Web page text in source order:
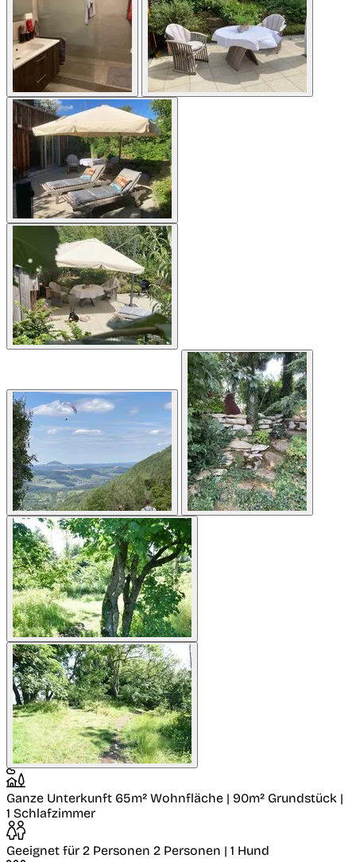
Ganze Unterkunft 65m² Wohnfläche | 90m² Grundstück |
1 Schlafzimmer
Geeignet für 2 Personen 2 Personen | 1 Hund